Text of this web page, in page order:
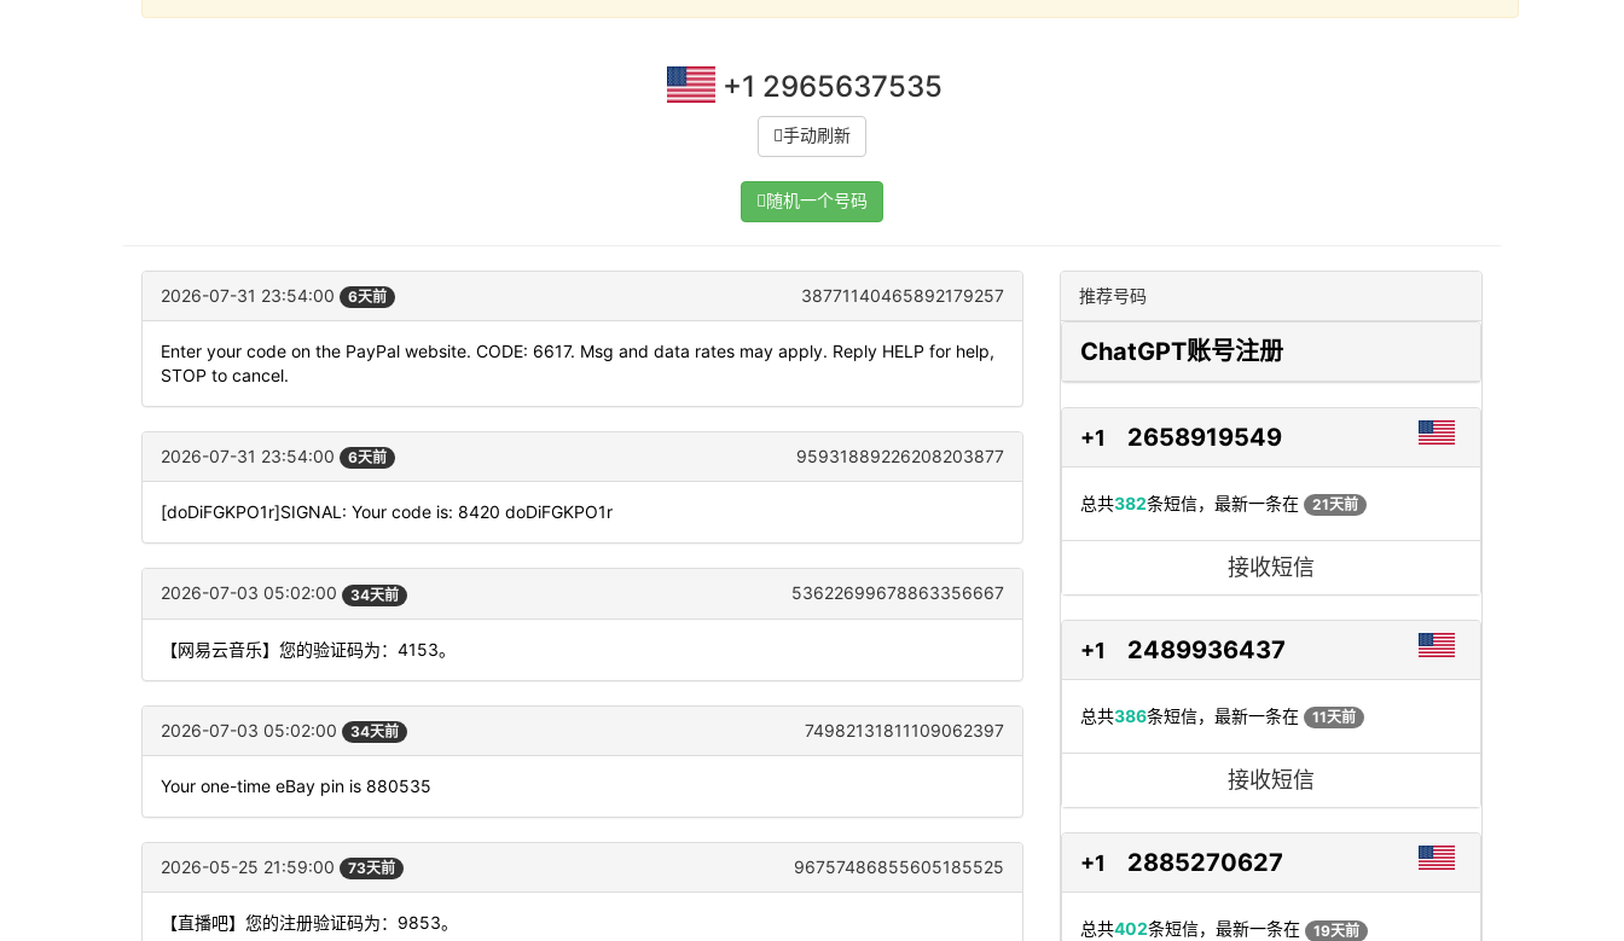
+1 2965637535
手动刷新
随机一个号码
2026-07-31 23:54:00 6天前 38771140465892179257
Enter your code on the PayPal website. CODE: 6617. Msg and data rates may apply. Reply HELP for help,
STOP to cancel.
2026-07-31 23:54:00 6天前 95931889226208203877
[doDiFGKPO1r]SIGNAL: Your code is: 8420 doDiFGKPO1r
2026-07-03 05:02:00 34天前 53622699678863356667
【网易云音乐】您的验证码为：4153。
2026-07-03 05:02:00 34天前 74982131811109062397
Your one-time eBay pin is 880535
2026-05-25 21:59:00 73天前 96757486855605185525
【直播吧】您的注册验证码为：9853。
推荐号码
ChatGPT账号注册
+1 2658919549
总共382条短信，最新一条在 21天前
接收短信
+1 2489936437
总共386条短信，最新一条在 11天前
接收短信
+1 2885270627
总共402条短信，最新一条在 19天前